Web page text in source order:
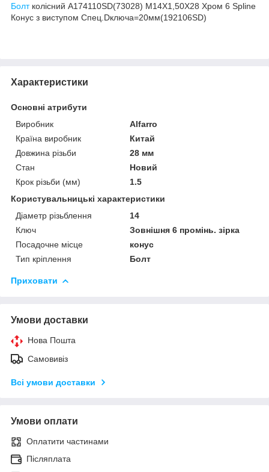
Болтколісний A174110SD(73028) M14X1,50X28 Хром 6 Spline
Конус з виступом Спец.Dключа=20мм(192106SD)
Характеристики
Основні атрибути
Виробник
Alfarro
Країна виробник
Китай
Довжина різьби
28 мм
Стан
Новий
Крок різьби (мм)
1.5
Користувальницькі характеристики
Діаметр різьблення
14
Ключ
Зовнішня 6 промінь. зірка
Посадочне місце
конус
Тип кріплення
Болт
Приховати
Умови доставки
Нова Пошта
Самовивіз
Всі умови доставки
Умови оплати
Оплатити частинами
Післяплата